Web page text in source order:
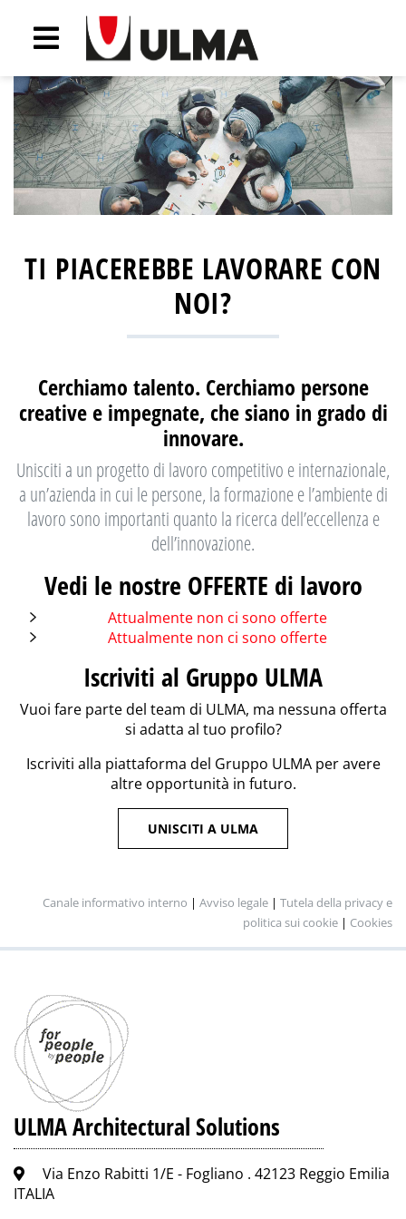
TI PIACEREBBE LAVORARE CON
NOI?
Cerchiamo talento. Cerchiamo persone
creative e impegnate, che siano in grado di
innovare.
Unisciti a un progetto di lavoro competitivo e internazionale,
a un’azienda in cui le persone, la formazione e l’ambiente di
lavoro sono importanti quanto la ricerca dell’eccellenza e
dell’innovazione.
Vedi le nostre OFFERTE di lavoro
Attualmente non ci sono offerte
Attualmente non ci sono offerte
Iscriviti al Gruppo ULMA
Vuoi fare parte del team di ULMA, ma nessuna offerta
si adatta al tuo profilo?
Iscriviti alla piattaforma del Gruppo ULMA per avere
altre opportunità in futuro.
UNISCITI A ULMA
Canale informativo interno | Avviso legale | Tutela della privacy e
politica sui cookie | Cookies
ULMA Architectural Solutions
Via Enzo Rabitti 1/E - Fogliano . 42123 Reggio Emilia
ITALIA